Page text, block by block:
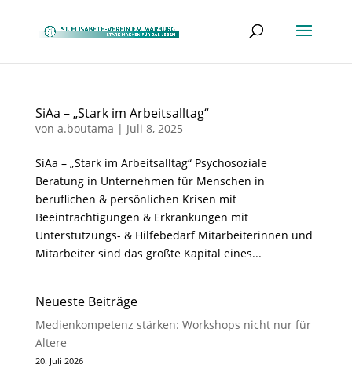
SiAa – „Stark im Arbeitsalltag“
von a.boutama | Juli 8, 2025
SiAa – „Stark im Arbeitsalltag“ Psychosoziale
Beratung in Unternehmen für Menschen in
beruflichen & persönlichen Krisen mit
Beeinträchtigungen & Erkrankungen mit
Unterstützungs- & Hilfebedarf Mitarbeiterinnen und
Mitarbeiter sind das größte Kapital eines...
Neueste Beiträge
Medienkompetenz stärken: Workshops nicht nur für
Ältere
20. Juli 2026